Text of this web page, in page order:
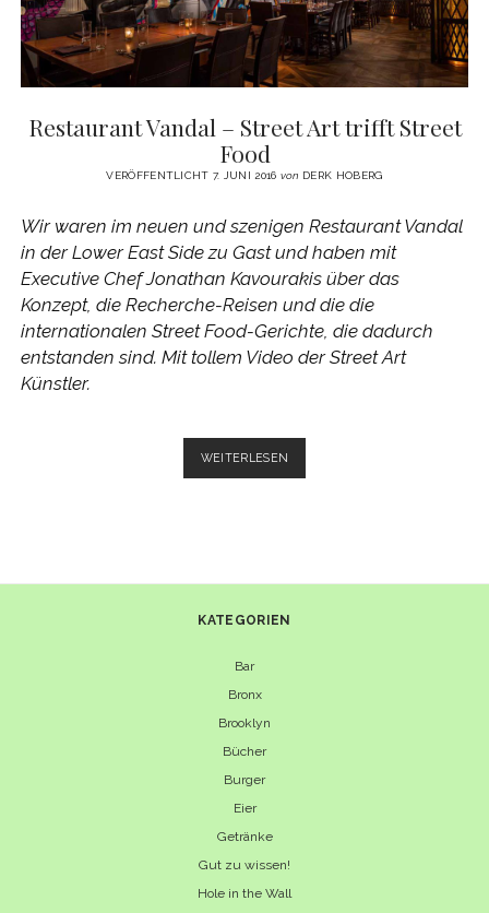
Restaurant Vandal – Street Art trifft Street
Food
VERÖFFENTLICHT 7. JUNI 2016 von DERK HOBERG
Wir waren im neuen und szenigen Restaurant Vandal
in der Lower East Side zu Gast und haben mit
Executive Chef Jonathan Kavourakis über das
Konzept, die Recherche-Reisen und die die
internationalen Street Food-Gerichte, die dadurch
entstanden sind. Mit tollem Video der Street Art
Künstler.
WEITERLESEN
VANDAL
KATEGORIEN
Bar
Bronx
Brooklyn
Bücher
Burger
Eier
Getränke
Gut zu wissen!
Hole in the Wall